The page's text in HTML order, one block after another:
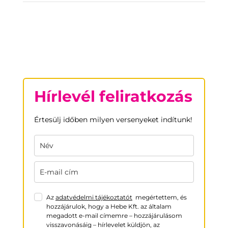
Hírlevél feliratkozás
Értesülj időben milyen versenyeket indítunk!
Az adatvédelmi tájékoztatót megértettem, és
hozzájárulok, hogy a Hebe Kft. az általam
megadott e-mail címemre – hozzájárulásom
visszavonásáig – hírlevelet küldjön, az